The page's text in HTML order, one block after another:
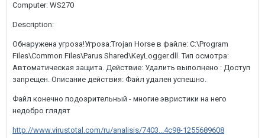
Computer: WS270
Description:
Обнаружена угроза!Угроза:Trojan Horse в файле: C:\Program
Files\Common Files\Parus Shared\KeyLogger.dll. Тип осмотра:
Автоматическая защита. Действие: Удалить выполнено : Доступ
запрещен. Описание действия: Файл удален успешно.
Файл конечно подозрительный - многие эвристики на него
недобро глядят
http://www.virustotal.com/ru/analisis/7403...4c98-1255689608